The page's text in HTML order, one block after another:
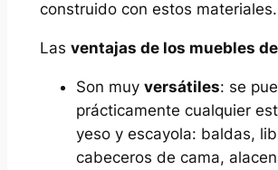
construido con estos materiales.
Las ventajas de los muebles
Son muy versátiles: se
prácticamente cualquier
yeso y escayola: baldas,
cabeceros de cama,